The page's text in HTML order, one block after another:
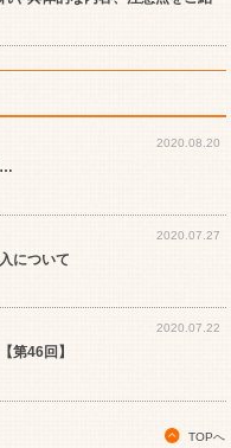
2020.08.20
…
2020.07.27
について
2020.07.22
第46回】
TOPへ